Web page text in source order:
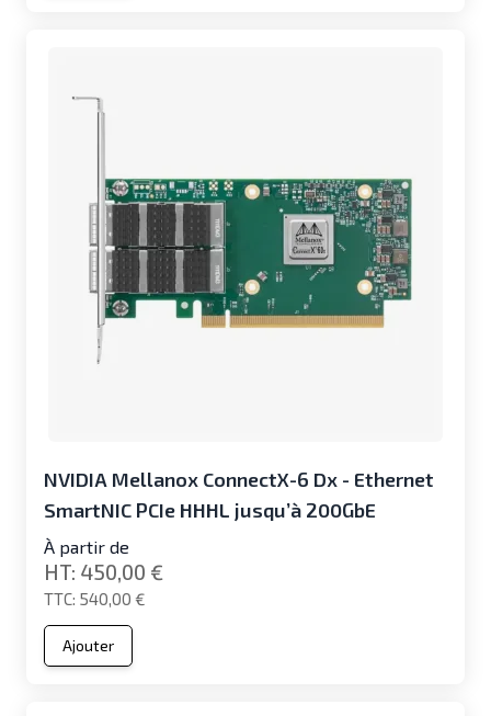
NVIDIA Mellanox ConnectX-6 Dx - Ethernet
SmartNIC PCIe HHHL jusqu’à 200GbE
À partir de
540,00 €
450,00 €
Ajouter